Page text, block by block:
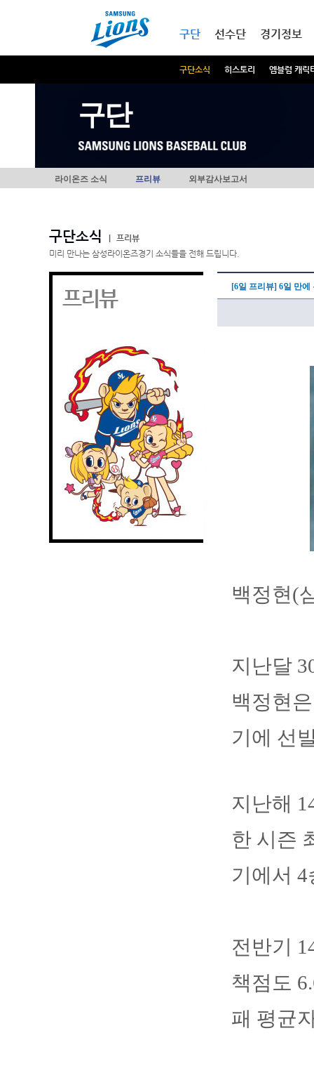
구단
구단소식 히스토리 엠블럼 캐릭
선수단 경기정보
구단
라이온즈 소식 프리뷰 외부감사보고서
구단소식
프리뷰
미리 만나는 삼성라이온즈경기 소식들을 전해 드립니다.
프리뷰 [6일 프리뷰] 6일 만
백정현(
지난달
백정현
기에 선
지난해
한 시즌
기에서
전반기
책점도
패 평균